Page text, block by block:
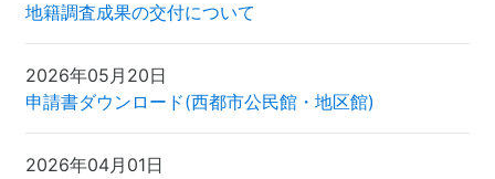
地籍調査成果の交付について
2026年05月20日
申請書ダウンロード(西都市公民館・地区館)
2026年04月01日